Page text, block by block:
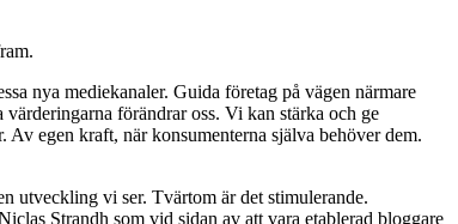
nya mediekanaler. Guida företag på vägen närmare
förändrar oss. Vi kan stärka och ge
Av egen kraft, när konsumenterna själva behöver dem.
utveckling vi ser. Tvärtom är det stimulerande.
Strandh som vid sidan av att vara etablerad bloggare